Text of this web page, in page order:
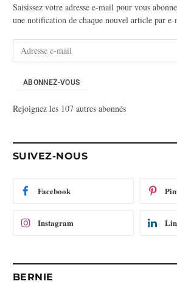
Saisissez votre adresse e-mail pour vous
une notification de chaque nouvel article par
s
-
m
ABONNEZ-VOUS
Rejoignez les 107 autres abonnés
SUIVEZ-NOUS
Facebook
Instagram
BERNIE